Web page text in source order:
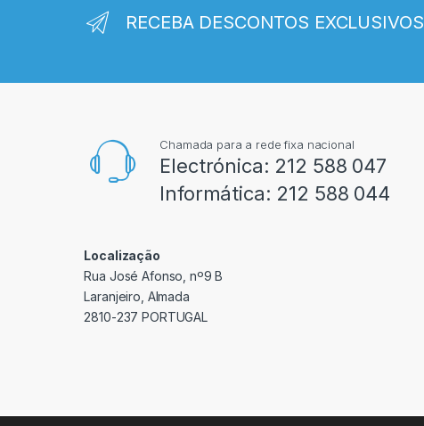
RECEBA DESCONTOS EXCLUSIVOS
Chamada para a rede fixa nacional
Electrónica: 212 588 047
Informática: 212 588 044
Localização
Rua José Afonso, nº9 B
Laranjeiro, Almada
2810-237 PORTUGAL